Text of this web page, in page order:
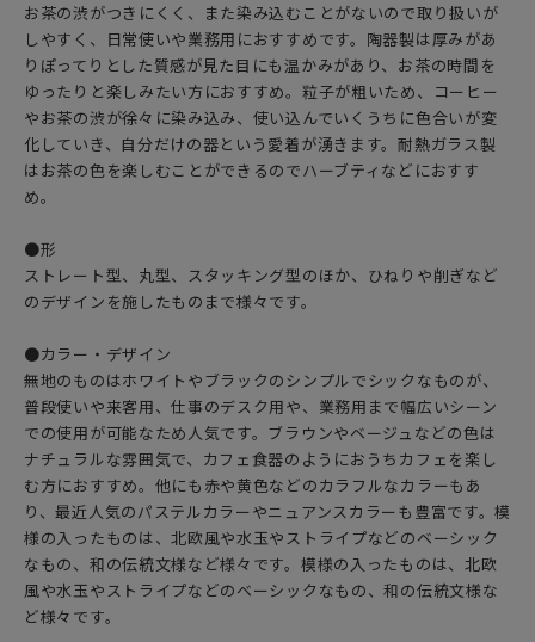
お茶の渋がつきにくく、また染み込むことがないので取り扱いが
しやすく、日常使いや業務用におすすめです。陶器製は厚みがあ
りぽってりとした質感が見た目にも温かみがあり、お茶の時間を
ゆったりと楽しみたい方におすすめ。粒子が粗いため、コーヒー
やお茶の渋が徐々に染み込み、使い込んでいくうちに色合いが変
化していき、自分だけの器という愛着が湧きます。耐熱ガラス製
はお茶の色を楽しむことができるのでハーブティなどにおすす
め。
●形
ストレート型、丸型、スタッキング型のほか、ひねりや削ぎなど
のデザインを施したものまで様々です。
●カラー・デザイン
無地のものはホワイトやブラックのシンプルでシックなものが、
普段使いや来客用、仕事のデスク用や、業務用まで幅広いシーン
での使用が可能なため人気です。ブラウンやベージュなどの色は
ナチュラルな雰囲気で、カフェ食器のようにおうちカフェを楽し
む方におすすめ。他にも赤や黄色などのカラフルなカラーもあ
り、最近人気のパステルカラーやニュアンスカラーも豊富です。模
様の入ったものは、北欧風や水玉やストライプなどのベーシック
なもの、和の伝統文様など様々です。模様の入ったものは、北欧
風や水玉やストライプなどのベーシックなもの、和の伝統文様な
ど様々です。